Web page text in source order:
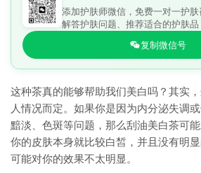
添加护肤师微信，免费一对一护肤
解答护肤问题、推荐适合的护肤品
复制微信号
这种茶真的能够帮助我们美白吗？其实
人情况而定。如果你是因为内分泌失调
黯淡、色斑等问题，那么刮油美白茶可
你的皮肤本身就比较白皙，并且没有明
可能对你的效果不太明显。